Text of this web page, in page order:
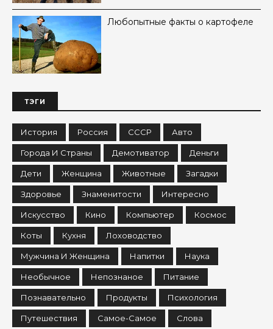
Любопытные факты о картофеле
ТЭГИ
История Россия СССР Авто
Города И Страны Демотиватор Деньги
Дети Женщина Животные Загадки
Здоровье Знаменитости Интересно
Искусство Кино Компьютер Космос
Коты Кухня Лоховодство
Мужчина И Женщина Напитки Наука
Необычное Непознаное Питание
Познавательно Продукты Психология
Путешествия Самое-Самое Слова